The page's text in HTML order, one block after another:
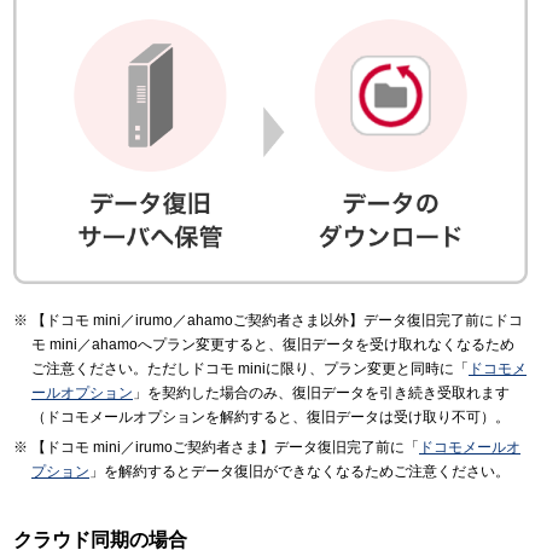
【ドコモ mini／irumo／ahamoご契約者さま以外】データ復旧完了前にドコ
モ mini／ahamoへプラン変更すると、復旧データを受け取れなくなるため
ご注意ください。ただしドコモ miniに限り、プラン変更と同時に「 ドコモメ
ールオプション 」を契約した場合のみ、復旧データを引き続き受取れます
（ドコモメールオプションを解約すると、復旧データは受け取り不可）。
【ドコモ mini／irumoご契約者さま】データ復旧完了前に「 ドコモメールオ
プション 」を解約するとデータ復旧ができなくなるためご注意ください。
クラウド同期の場合